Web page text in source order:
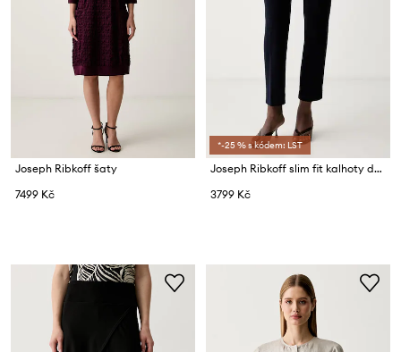
Joseph Ribkoff šaty
7499 Kč
*-25 % s kódem: LST
Joseph Ribkoff slim fit kalhoty dámské
3799 Kč